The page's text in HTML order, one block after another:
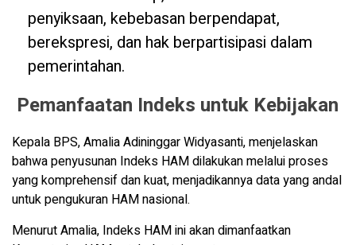
penyiksaan, kebebasan berpendapat,
berekspresi, dan hak berpartisipasi dalam
pemerintahan.
​ Pemanfaatan Indeks untuk Kebijakan
​Kepala BPS, Amalia Adininggar Widyasanti, menjelaskan
bahwa penyusunan Indeks HAM dilakukan melalui proses
yang komprehensif dan kuat, menjadikannya data yang andal
untuk pengukuran HAM nasional.
​Menurut Amalia, Indeks HAM ini akan dimanfaatkan